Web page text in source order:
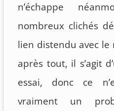
n’échappe
nombreux clichés
lien distendu avec le
après tout, il s’agit
essai, donc ce
vraiment un